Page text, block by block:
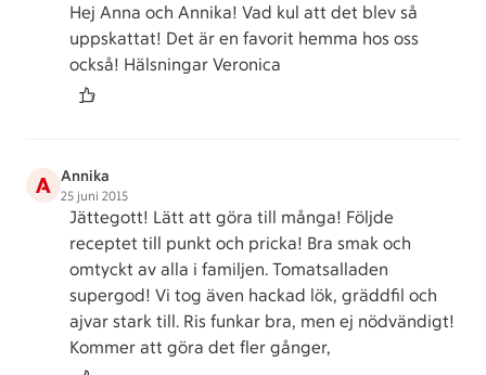
Hej Anna och Annika! Vad kul att det blev så
uppskattat! Det är en favorit hemma hos oss
också! Hälsningar Veronica
A Annika
25 juni 2015
Jättegott! Lätt att göra till många! Följde
receptet till punkt och pricka! Bra smak och
omtyckt av alla i familjen. Tomatsalladen
supergod! Vi tog även hackad lök, gräddfil och
ajvar stark till. Ris funkar bra, men ej nödvändigt!
Kommer att göra det fler gånger,